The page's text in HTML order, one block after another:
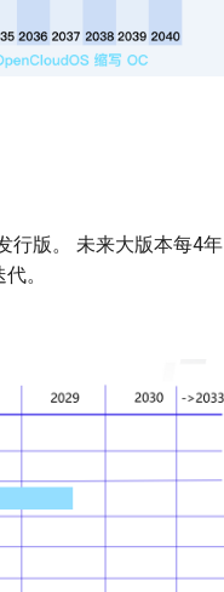
行版。 未来大版本每4年
。